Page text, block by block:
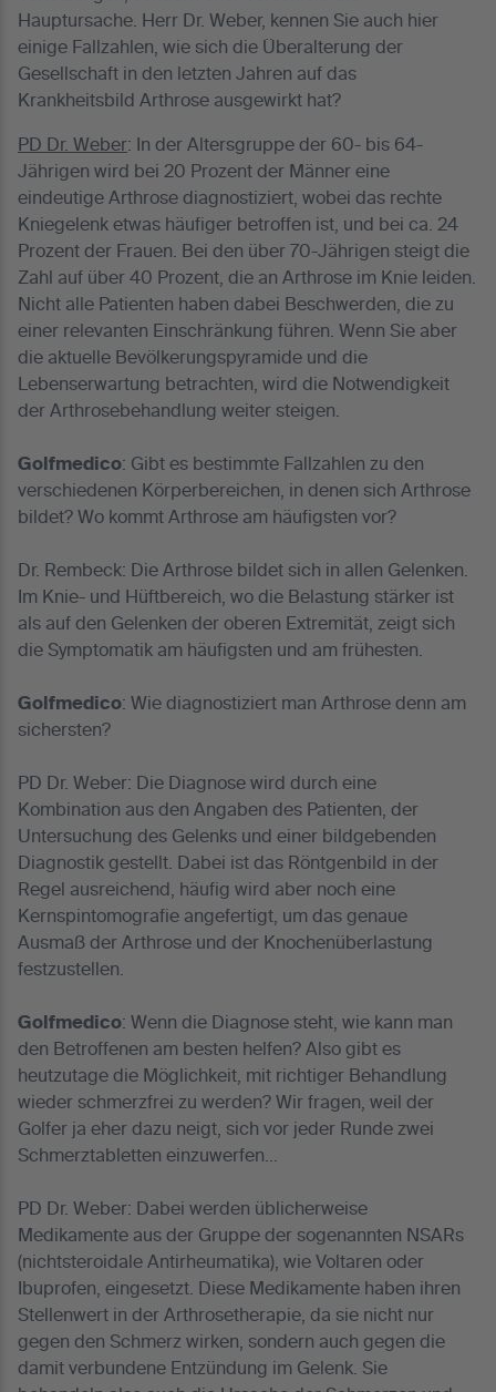
Hauptursache. Herr Dr. Weber, kennen Sie auch hier
einige Fallzahlen, wie sich die Überalterung der
Gesellschaft in den letzten Jahren auf das
Krankheitsbild Arthrose ausgewirkt hat?
PD Dr. Weber: In der Altersgruppe der 60- bis 64-
Jährigen wird bei 20 Prozent der Männer eine
eindeutige Arthrose diagnostiziert, wobei das rechte
Kniegelenk etwas häufiger betroffen ist, und bei ca. 24
Prozent der Frauen. Bei den über 70-Jährigen steigt die
Zahl auf über 40 Prozent, die an Arthrose im Knie leiden.
Nicht alle Patienten haben dabei Beschwerden, die zu
einer relevanten Einschränkung führen. Wenn Sie aber
die aktuelle Bevölkerungspyramide und die
Lebenserwartung betrachten, wird die Notwendigkeit
der Arthrosebehandlung weiter steigen.
Golfmedico: Gibt es bestimmte Fallzahlen zu den
verschiedenen Körperbereichen, in denen sich Arthrose
bildet? Wo kommt Arthrose am häufigsten vor?
Dr. Rembeck: Die Arthrose bildet sich in allen Gelenken.
Im Knie- und Hüftbereich, wo die Belastung stärker ist
als auf den Gelenken der oberen Extremität, zeigt sich
die Symptomatik am häufigsten und am frühesten.
Golfmedico: Wie diagnostiziert man Arthrose denn am
sichersten?
PD Dr. Weber: Die Diagnose wird durch eine
Kombination aus den Angaben des Patienten, der
Untersuchung des Gelenks und einer bildgebenden
Diagnostik gestellt. Dabei ist das Röntgenbild in der
Regel ausreichend, häufig wird aber noch eine
Kernspintomografie angefertigt, um das genaue
Ausmaß der Arthrose und der Knochenüberlastung
festzustellen.
Golfmedico: Wenn die Diagnose steht, wie kann man
den Betroffenen am besten helfen? Also gibt es
heutzutage die Möglichkeit, mit richtiger Behandlung
wieder schmerzfrei zu werden? Wir fragen, weil der
Golfer ja eher dazu neigt, sich vor jeder Runde zwei
Schmerztabletten einzuwerfen…
PD Dr. Weber: Dabei werden üblicherweise
Medikamente aus der Gruppe der sogenannten NSARs
(nichtsteroidale Antirheumatika), wie Voltaren oder
Ibuprofen, eingesetzt. Diese Medikamente haben ihren
Stellenwert in der Arthrosetherapie, da sie nicht nur
gegen den Schmerz wirken, sondern auch gegen die
damit verbundene Entzündung im Gelenk. Sie